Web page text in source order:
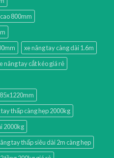
800mm
xe nâng tay càng dài 1.6m
nâng tay cắt kéo giá rẻ
tay thấp càng hẹp 2000kg
2000kg
tay thấp siêu dài 2m càng hẹp